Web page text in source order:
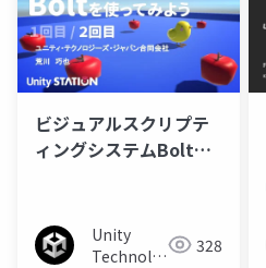
ビジュアルスクリプテ
ィングシステムBoltを
Unity
Technologies 328